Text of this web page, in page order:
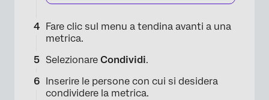
Fare clic sul menu a tendina avanti a una
metrica.
Selezionare Condividi.
Inserire le persone con cui si desidera
condividere la metrica.